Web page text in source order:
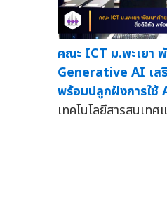
คณะ ICT ม.พะเยา
Generative AI เส
พร้อมปลูกฝังการใช้
เทคโนโลยีสารสนเทศ